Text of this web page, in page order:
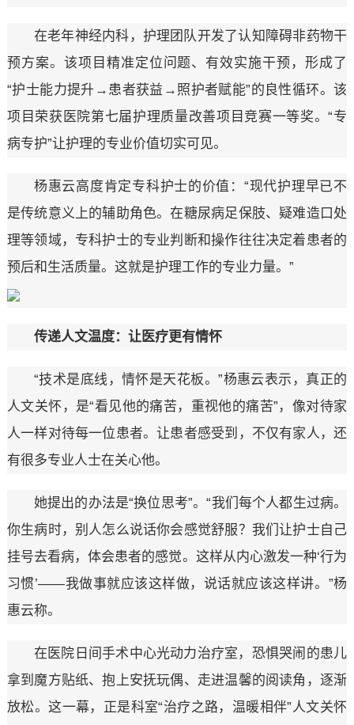
在老年神经内科，护理团队开发了认知障碍非药物干
预方案。该项目精准定位问题、有效实施干预，形成了
“护士能力提升→患者获益→照护者赋能”的良性循环。该
项目荣获医院第七届护理质量改善项目竞赛一等奖。“专
病专护”让护理的专业价值切实可见。
杨惠云高度肯定专科护士的价值：“现代护理早已不
是传统意义上的辅助角色。在糖尿病足保肢、疑难造口处
理等领域，专科护士的专业判断和操作往往决定着患者的
预后和生活质量。这就是护理工作的专业力量。”
传递人文温度：让医疗更有情怀
“技术是底线，情怀是天花板。”杨惠云表示，真正的
人文关怀，是“看见他的痛苦，重视他的痛苦”，像对待家
人一样对待每一位患者。让患者感受到，不仅有家人，还
有很多专业人士在关心他。
她提出的办法是“换位思考”。“我们每个人都生过病。
你生病时，别人怎么说话你会感觉舒服？我们让护士自己
挂号去看病，体会患者的感觉。这样从内心激发一种‘行为
习惯’——我做事就应该这样做，说话就应该这样讲。”杨
惠云称。
在医院日间手术中心光动力治疗室，恐惧哭闹的患儿
拿到魔方贴纸、抱上安抚玩偶、走进温馨的阅读角，逐渐
放松。这一幕，正是科室“治疗之路，温暖相伴”人文关怀